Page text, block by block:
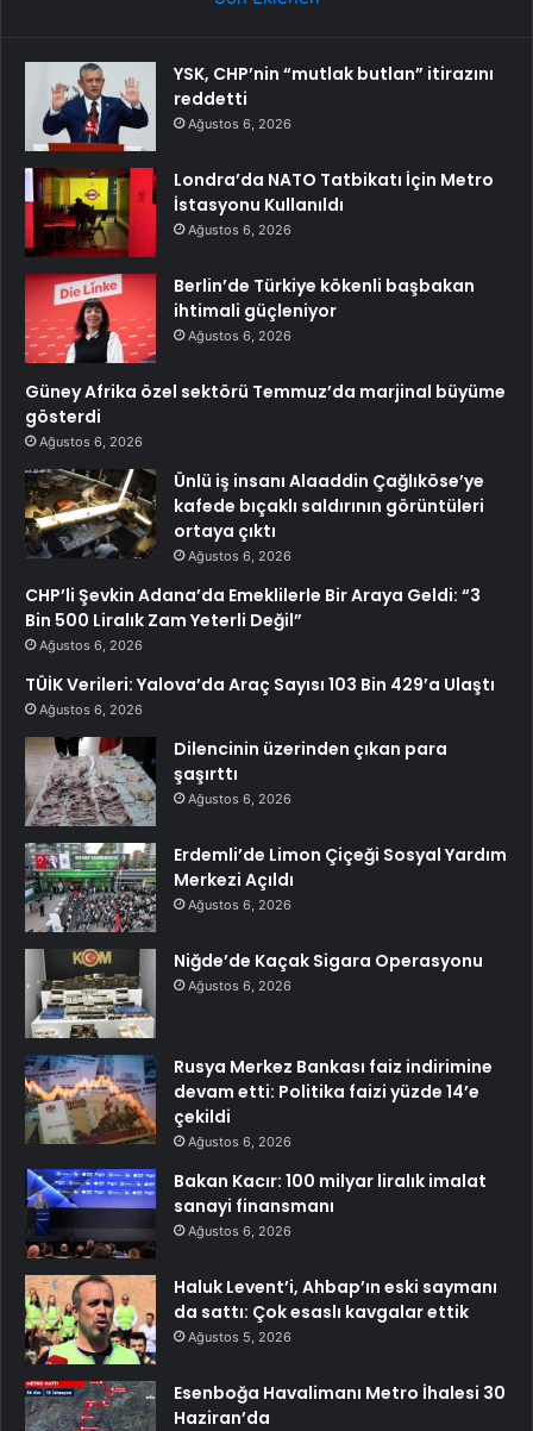
YSK, CHP’nin “mutlak butlan” itirazını
reddetti
Ağustos 6, 2026
Londra’da NATO Tatbikatı İçin Metro
İstasyonu Kullanıldı
Ağustos 6, 2026
Berlin’de Türkiye kökenli başbakan
ihtimali güçleniyor
Ağustos 6, 2026
Güney Afrika özel sektörü Temmuz’da marjinal büyüme
gösterdi
Ağustos 6, 2026
Ünlü iş insanı Alaaddin Çağlıköse’ye
kafede bıçaklı saldırının görüntüleri
ortaya çıktı
Ağustos 6, 2026
CHP’li Şevkin Adana’da Emeklilerle Bir Araya Geldi: “3
Bin 500 Liralık Zam Yeterli Değil”
Ağustos 6, 2026
TÜİK Verileri: Yalova’da Araç Sayısı 103 Bin 429’a Ulaştı
Ağustos 6, 2026
Dilencinin üzerinden çıkan para
şaşırttı
Ağustos 6, 2026
Erdemli’de Limon Çiçeği Sosyal Yardım
Merkezi Açıldı
Ağustos 6, 2026
Niğde’de Kaçak Sigara Operasyonu
Ağustos 6, 2026
Rusya Merkez Bankası faiz indirimine
devam etti: Politika faizi yüzde 14’e
çekildi
Ağustos 6, 2026
Bakan Kacır: 100 milyar liralık imalat
sanayi finansmanı
Ağustos 6, 2026
Haluk Levent’i, Ahbap’ın eski saymanı
da sattı: Çok esaslı kavgalar ettik
Ağustos 5, 2026
Esenboğa Havalimanı Metro İhalesi 30
Haziran’da